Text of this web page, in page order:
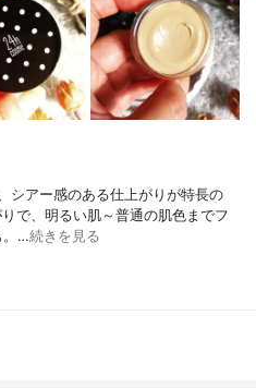
シアー感のある仕上がりが特長の
で、明るい肌～普通の肌色までフ
。…続きを見る